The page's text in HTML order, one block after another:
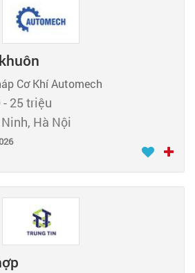
Cơ Khí Automech
- 25 triệu
Hà Nội